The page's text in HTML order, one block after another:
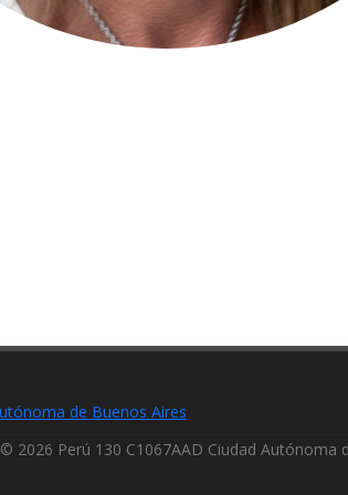
© 2026 Perú 130 C1067AAD Ciudad Autónoma